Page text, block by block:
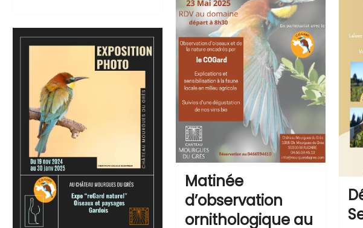
Matinée
d’observation
ornithologique au